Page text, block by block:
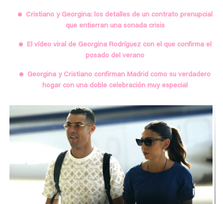
Cristiano y Georgina: los detalles de un contrato prenupcial
que entierran una sonada crisis
El vídeo viral de Georgina Rodríguez con el que confirma el
posado del verano
Georgina y Cristiano confirman Madrid como su verdadero
hogar con una doble celebración muy especial